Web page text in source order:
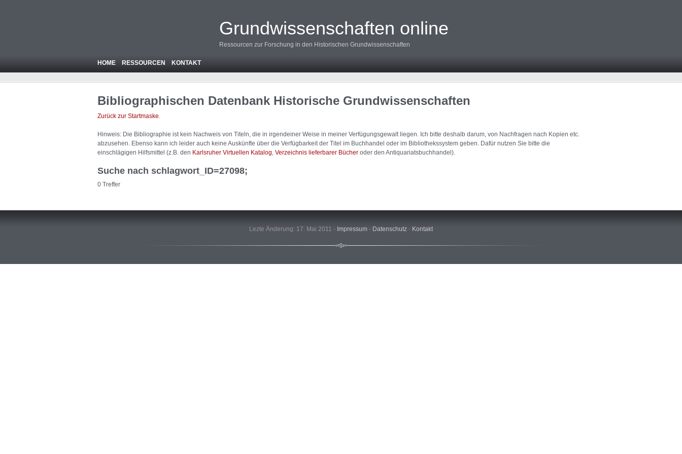
Grundwissenschaften online
Ressourcen zur Forschung in den Historischen Grundwissenschaften
HOME RESSOURCEN KONTAKT
Bibliographischen Datenbank Historische Grundwissenschaften
Zurück zur Startmaske.
Hinweis: Die Bibliographie ist kein Nachweis von Titeln, die in irgendeiner Weise in meiner Verfügungsgewalt liegen. Ich bitte deshalb darum, von Nachfragen nach Kopien etc.
abzusehen. Ebenso kann ich leider auch keine Auskünfte über die Verfügbarkeit der Titel im Buchhandel oder im Bibliothekssystem geben. Dafür nutzen Sie bitte die
einschlägigen Hilfsmittel (z.B. den Karlsruher Virtuellen Katalog Verzeichnis lieferbarer Bücher oder den Antiquariatsbuchhandel).
Suche nach schlagwort_ID=27098;
0 Treffer
Lezte Änderung: 17. Mai 2011 - Impressum - Datenschutz - Kontakt